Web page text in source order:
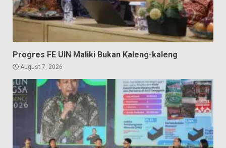
Progres FE UIN Maliki Bukan Kaleng-kaleng
August 7, 2026